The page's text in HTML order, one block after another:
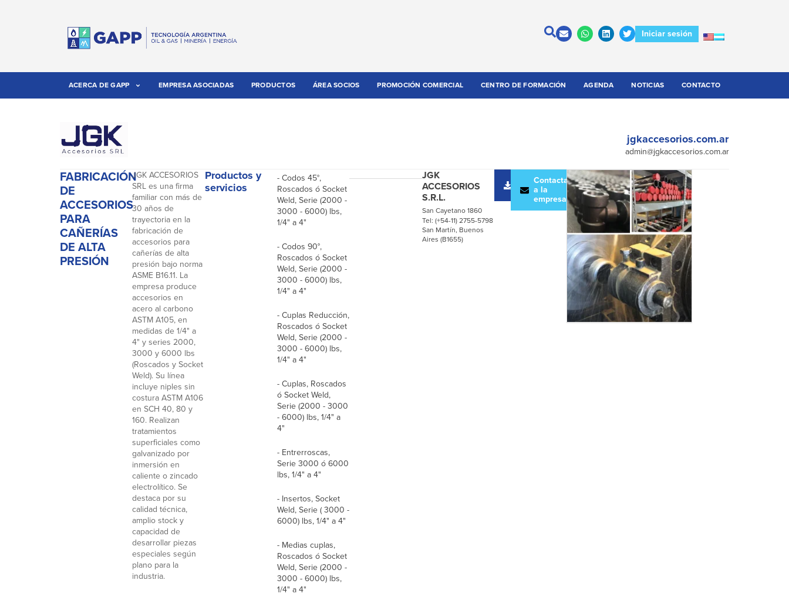
Iniciar sesión
ACERCA DE GAPP EMPRESA ASOCIADAS PRODUCTOS ÁREA SOCIOS PROMOCIÓN COMERCIAL CENTRO DE FORMACIÓN AGENDA NOTICIAS CONTACTO
jgkaccesorios.com.ar
admin@jgkaccesorios.com.ar
FABRICACIÓN
DE
ACCESORIOS
PARA
CAÑERÍAS
DE ALTA
PRESIÓN
JGK ACCESORIOS
SRL es una firma
familiar con más de
30 años de
trayectoria en la
fabricación de
accesorios para
cañerías de alta
presión bajo norma
ASME B16.11. La
empresa produce
accesorios en
acero al carbono
ASTM A105, en
medidas de 1/4" a
4" y series 2000,
3000 y 6000 lbs
(Roscados y Socket
Weld). Su línea
incluye niples sin
costura ASTM A106
en SCH 40, 80 y
160. Realizan
tratamientos
superficiales como
galvanizado por
inmersión en
caliente o zincado
electrolítico. Se
destaca por su
calidad técnica,
amplio stock y
capacidad de
desarrollar piezas
especiales según
plano para la
industria.
Productos y
servicios
- Codos 45°,
Roscados ó Socket
Weld, Serie (2000 -
3000 - 6000) lbs,
1/4" a 4"
- Codos 90°,
Roscados ó Socket
Weld, Serie (2000 -
3000 - 6000) lbs,
1/4" a 4"
- Cuplas Reducción,
Roscados ó Socket
Weld, Serie (2000 -
3000 - 6000) lbs,
1/4" a 4"
- Cuplas, Roscados
ó Socket Weld,
Serie (2000 - 3000
- 6000) lbs, 1/4" a
4"
- Entrerroscas,
Serie 3000 ó 6000
lbs, 1/4" a 4"
- Insertos, Socket
Weld, Serie ( 3000 -
6000) lbs, 1/4" a 4"
- Medias cuplas,
Roscados ó Socket
Weld, Serie (2000 -
3000 - 6000) lbs,
1/4" a 4"
JGK
ACCESORIOS
S.R.L.
San Cayetano 1860
Tel: (+54-11) 2755-5798
San Martín, Buenos
Aires (B1655)
Descargar
catálogo
Contactar
a la
empresa